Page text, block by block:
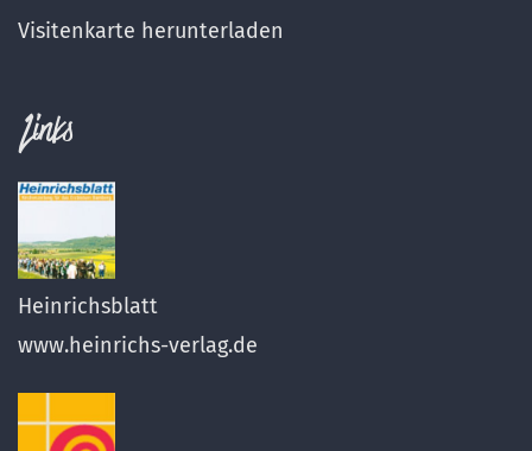
Visitenkarte herunterladen
Links
Heinrichsblatt
www.heinrichs-verlag.de